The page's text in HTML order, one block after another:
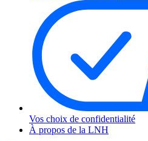
Vos choix de confidentialité
À propos de la LNH